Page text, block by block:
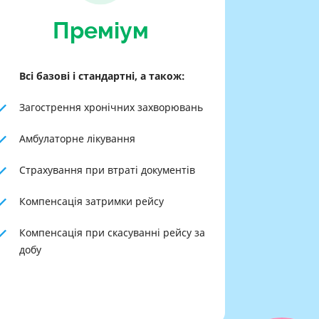
Преміум
Всі базові і стандартні, а також:
Загострення хронічних захворювань
Амбулаторне лікування
Страхування при втраті документів
Компенсація затримки рейсу
Компенсація при скасуванні рейсу за
добу